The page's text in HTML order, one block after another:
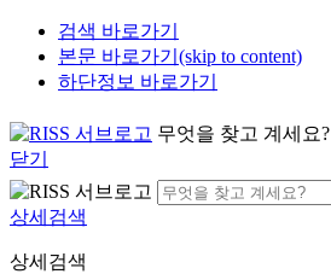
검색 바로가기
본문 바로가기(skip to content)
하단정보 바로가기
무엇을 찾고 계세요?
닫기
상세검색
상세검색